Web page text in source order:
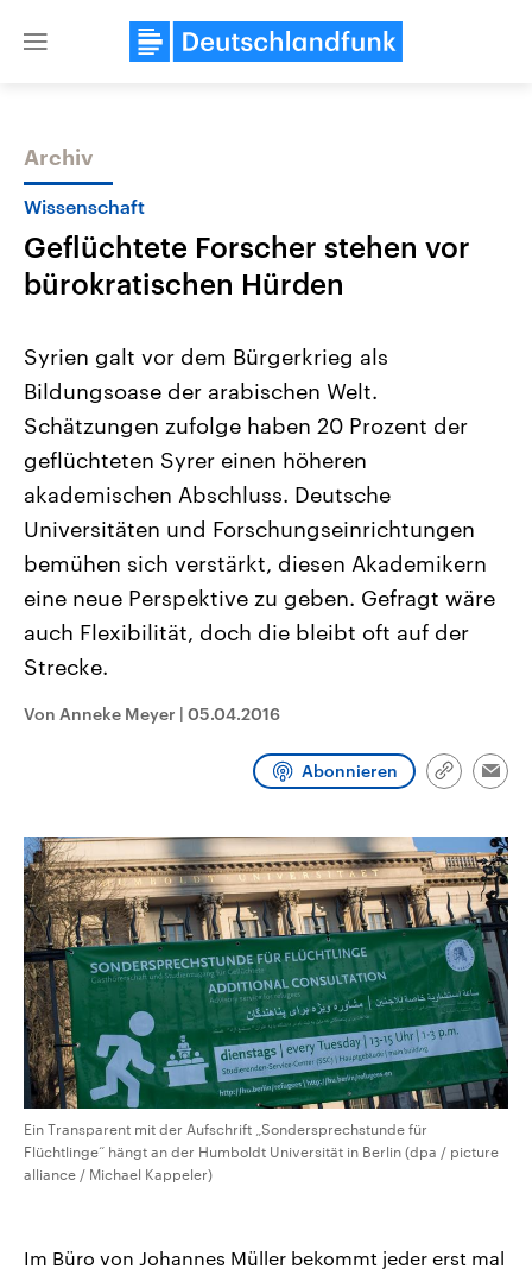
Close
Themen
Landtagswahl Sachsen-Anhalt
2026
Alle Informationen
Sachsen-Anhalt wählt am 6.
September 2026 einen neuen
Landtag. Seit 2021 wird das
Bundesland von einer Koalition aus
Umfragen, Prognosen,
Wahlprogramme, aktuelle Berichte
und Hintergründe zu den Parteien
und Kandidaten der anstehenden
Wahl.
USA
Aktuelle Beiträge,
Wirtschaftlich und
gehören die Vereinigten
den mächtigsten Ländern
mit großem Einfluss auf
aktuelle Weltgeschehen.
Sendungen Programm Podcasts
Audio-Archiv
Archiv
Wissenschaft
Geflüchtete Forscher stehen vor
bürokratischen Hürden
Syrien galt vor dem Bürgerkrieg als
Bildungsoase der arabischen Welt.
Schätzungen zufolge haben 20 Prozent der
geflüchteten Syrer einen höheren
akademischen Abschluss. Deutsche
Universitäten und Forschungseinrichtungen
bemühen sich verstärkt, diesen Akademikern
eine neue Perspektive zu geben. Gefragt wäre
auch Flexibilität, doch die bleibt oft auf der
Strecke.
Von Anneke Meyer | 05.04.2016
Abonnieren
Link
Ein Transparent mit der Aufschrift „Sondersprechstunde für
Flüchtlinge“ hängt an der Humboldt Universität in Berlin (dpa / picture
alliance / Michael Kappeler)
Im Büro von Johannes Müller bekommt jeder erst mal